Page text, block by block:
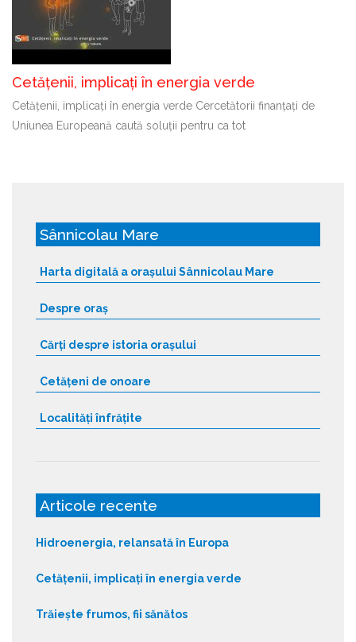
Cetățenii, implicați în energia verde
Cetățenii, implicați în energia verde Cercetătorii finanțați de
Uniunea Europeană caută soluții pentru ca tot
Sânnicolau Mare
Harta digitală a orașului Sânnicolau Mare
Despre oraș
Cărți despre istoria orașului
Cetățeni de onoare
Localități înfrățite
Articole recente
Hidroenergia, relansată în Europa
Cetățenii, implicați în energia verde
Trăiește frumos, fii sănătos